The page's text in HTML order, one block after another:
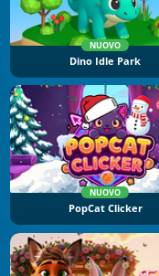
NUOVO
Dino Idle Park
NUOVO
PopCat Clicker